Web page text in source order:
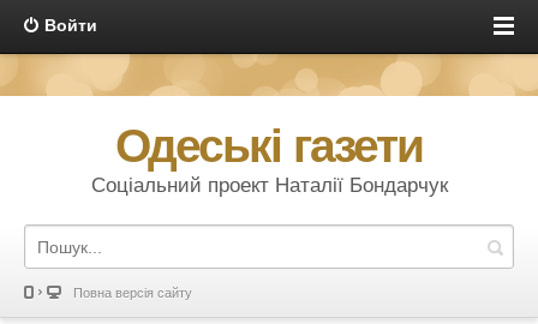
Войти
Одеські газети
Соціальний проект Наталії Бондарчук
Повна версія сайту